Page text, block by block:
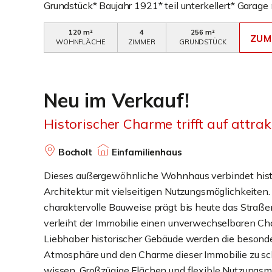
Grundstück* Baujahr 1921* teil unterkellert* Garage
Abstellbereich für Fahrräder und Gartengeräte* 25
teilweise überdachte Terrasse* gepflegter Garten*
bereits im Kaufpreis enthalten* Bad aus 2019* 2
Doppelhaushälfte mit angenehmer
modernisiertem Badezimmer aus dem Jahr 2019. Die
teilweise überdachte Terrasse mit ca. 25 m² lädt
und Verweilen im gepflegten Garten ein. Die Garage
zusätzlichen Komfort im Alltag. Die Immobilie eignet
Paare oder die kleine Familie.Erhalten Sie exklusiven
Ihrem persönlichen VIDEO-LINK und erkunden Sie
Räumlichkeiten Ihrer Traumimmobilie bereits im
VIDEO-BESICHTIGUNG. Weitere Details
einem persönlichen Gespräch mit
120 m²
WOHNFLÄCHE
4
ZIMMER
256 m²
GRUNDSTÜCK
Neu im Verkauf!
Historischer Charme trifft auf
Bocholt Einfamilienhaus
Dieses außergewöhnliche Wohnhaus verbindet
Architektur mit vielseitigen Nutzungsmöglichkeiten.
charaktervolle Bauweise prägt bis heute das
verleiht der Immobilie einen unverwechselbaren
Liebhaber historischer Gebäude werden die
Atmosphäre und den Charme dieser Immobilie zu